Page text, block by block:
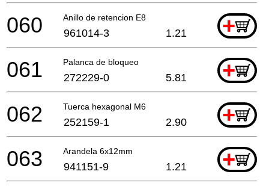
Anillo de retencion E8 +
060 961014-3 1.21
Palanca de bloqueo +
061 272229-0 5.81
Tuerca hexagonal M6 +
062 252159-1 2.90
Arandela 6x12mm +
063 941151-9 1.21